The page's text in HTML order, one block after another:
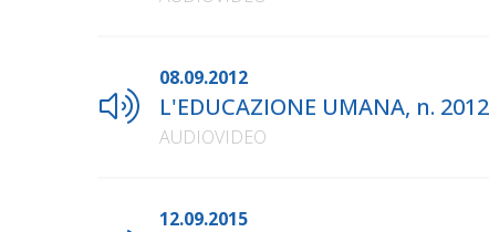
08.09.2012
L'EDUCAZIONE UMANA, n.
AUDIOVIDEO
12.09.2015